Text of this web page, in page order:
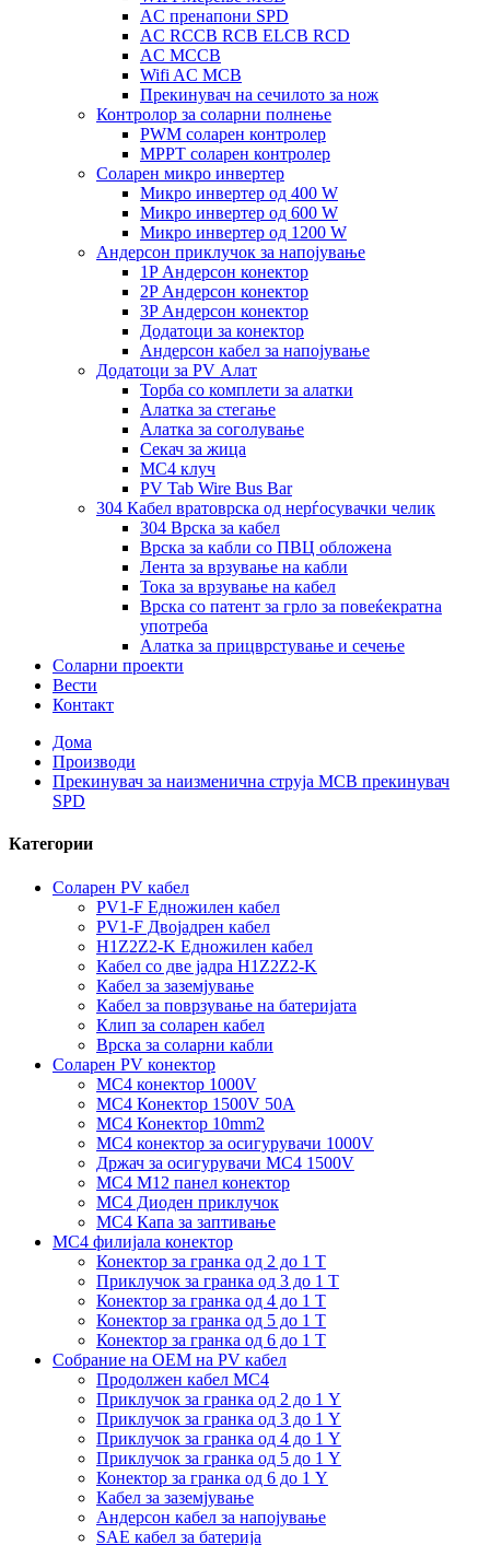
AC пренапони SPD
AC RCCB RCB ELCB RCD
AC MCCB
Wifi AC MCB
Прекинувач на сечилото за нож
Контролор за соларни полнење
PWM соларен контролер
MPPT соларен контролер
Соларен микро инвертер
Микро инвертер од 400 W
Микро инвертер од 600 W
Микро инвертер од 1200 W
Андерсон приклучок за напојување
1P Андерсон конектор
2P Андерсон конектор
3P Андерсон конектор
Додатоци за конектор
Андерсон кабел за напојување
Додатоци за PV Алат
Торба со комплети за алатки
Алатка за стегање
Алатка за соголување
Секач за жица
MC4 клуч
PV Tab Wire Bus Bar
304 Кабел вратоврска од нерѓосувачки челик
304 Врска за кабел
Врска за кабли со ПВЦ обложена
Лента за врзување на кабли
Тока за врзување на кабел
Врска со патент за грло за повеќекратна
употреба
Алатка за прицврстување и сечење
Соларни проекти
Вести
Контакт
Дома
Производи
Прекинувач за наизменична струја MCB прекинувач
SPD
Категории
Соларен PV кабел
PV1-F Едножилен кабел
PV1-F Двојадрен кабел
H1Z2Z2-K Едножилен кабел
Кабел со две јадра H1Z2Z2-K
Кабел за заземјување
Кабел за поврзување на батеријата
Клип за соларен кабел
Врска за соларни кабли
Соларен PV конектор
MC4 конектор 1000V
MC4 Конектор 1500V 50A
MC4 Конектор 10mm2
MC4 конектор за осигурувачи 1000V
Држач за осигурувачи MC4 1500V
MC4 M12 панел конектор
MC4 Диоден приклучок
MC4 Капа за заптивање
MC4 филијала конектор
Конектор за гранка од 2 до 1 Т
Приклучок за гранка од 3 до 1 Т
Конектор за гранка од 4 до 1 Т
Конектор за гранка од 5 до 1 Т
Конектор за гранка од 6 до 1 Т
Собрание на ОЕМ на PV кабел
Продолжен кабел MC4
Приклучок за гранка од 2 до 1 Y
Приклучок за гранка од 3 до 1 Y
Приклучок за гранка од 4 до 1 Y
Приклучок за гранка од 5 до 1 Y
Конектор за гранка од 6 до 1 Y
Кабел за заземјување
Андерсон кабел за напојување
SAE кабел за батерија